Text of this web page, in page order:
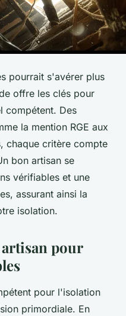
pourrait s'avérer plus
offre les clés pour
compétent. Des
la mention RGE aux
chaque critère compte
bon artisan se
vérifiables et une
assurant ainsi la
isolation.
pour
pour l'isolation
primordiale. En